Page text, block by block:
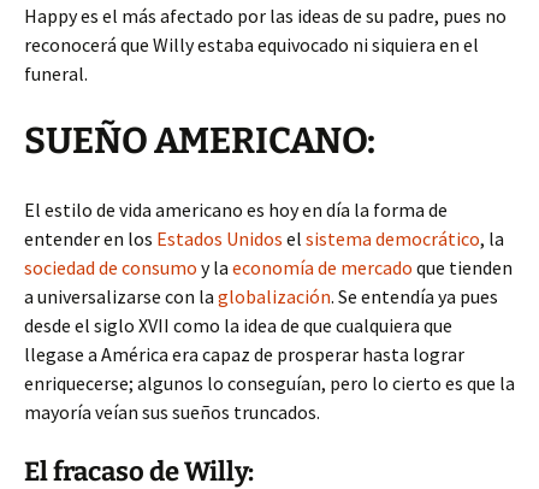
Happy es el más afectado por las ideas de su padre, pues no
reconocerá que Willy estaba equivocado ni siquiera en el
funeral.
SUEÑO AMERICANO:
El estilo de vida americano es hoy en día la forma de
entender en los Estados Unidos el sistema democrático, la
sociedad de consumo y la economía de mercado que tienden
a universalizarse con la globalización. Se entendía ya pues
desde el siglo XVII como la idea de que cualquiera que
llegase a América era capaz de prosperar hasta lograr
enriquecerse; algunos lo conseguían, pero lo cierto es que la
mayoría veían sus sueños truncados.
El fracaso de Willy: